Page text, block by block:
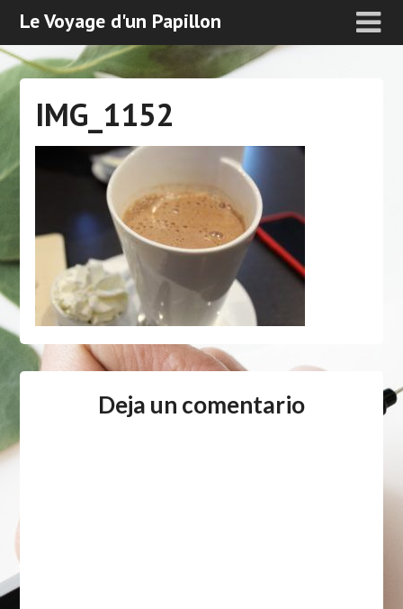
Le Voyage d'un Papillon
IMG_1152
Deja un comentario